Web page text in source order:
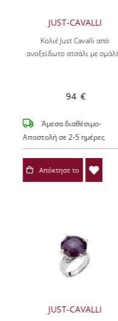
JUST-CAVALLI
Κολιέ Just Cavalli από
ανοξείδωτο ατσάλι με
94 €
Άμεσα διαθέσιμο-
Αποστολή σε 2-5 ημέρες
Απόκτησε το
JUST-CAVALLI